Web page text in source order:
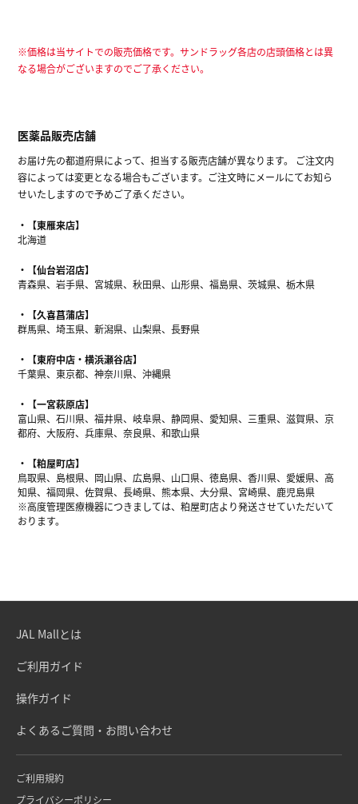
※価格は当サイトでの販売価格です。サンドラッグ各店の店頭価格とは異
なる場合がございますのでご了承ください。
医薬品販売店舗
お届け先の都道府県によって、担当する販売店舗が異なります。 ご注文内
容によっては変更となる場合もございます。ご注文時にメールにてお知ら
せいたしますので予めご了承ください。
【東雁来店】
北海道
【仙台岩沼店】
青森県、岩手県、宮城県、秋田県、山形県、福島県、茨城県、栃木県
【久喜菖蒲店】
群馬県、埼玉県、新潟県、山梨県、長野県
【東府中店・横浜瀬谷店】
千葉県、東京都、神奈川県、沖縄県
【一宮萩原店】
富山県、石川県、福井県、岐阜県、静岡県、愛知県、三重県、滋賀県、京
都府、大阪府、兵庫県、奈良県、和歌山県
【粕屋町店】
鳥取県、島根県、岡山県、広島県、山口県、徳島県、香川県、愛媛県、高
知県、福岡県、佐賀県、長崎県、熊本県、大分県、宮崎県、鹿児島県
※高度管理医療機器につきましては、粕屋町店より発送させていただいて
おります。
JAL Mallとは
ご利用ガイド
操作ガイド
よくあるご質問・お問い合わせ
ご利用規約
プライバシーポリシー